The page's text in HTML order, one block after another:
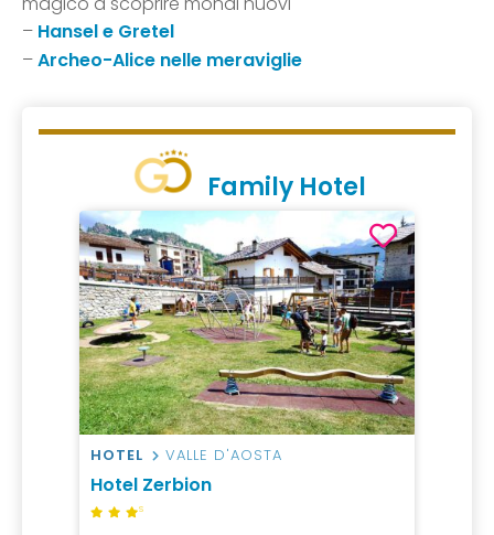
– Hansel e Gretel
–Archeo-Alice nelle meraviglie
Family Hotel
HOTEL VALLE D'AOSTA
Hotel Zerbion
S